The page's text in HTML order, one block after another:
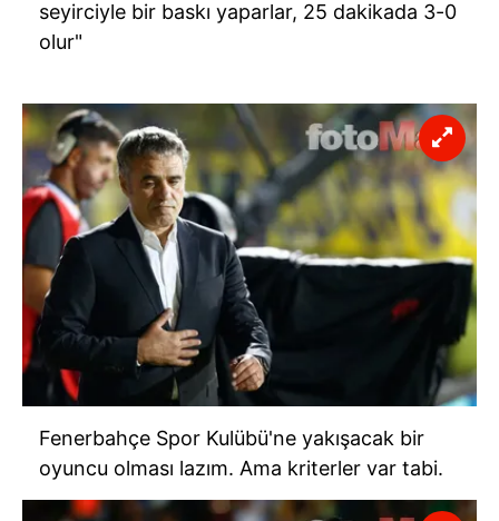
seyirciyle bir baskı yaparlar, 25 dakikada 3-0
olur"
Fenerbahçe Spor Kulübü'ne yakışacak bir
oyuncu olması lazım. Ama kriterler var tabi.